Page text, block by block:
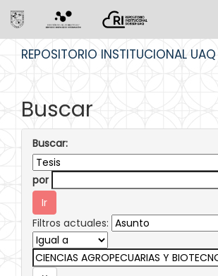
REPOSITORIO INSTITUCIONAL UAQ
Buscar
Buscar:
por
Filtros actuales: